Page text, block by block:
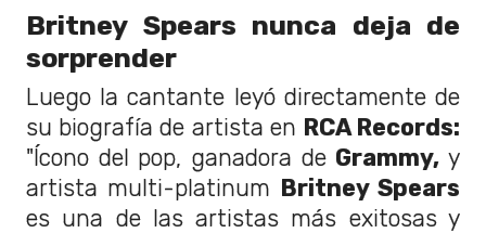
Britney Spears nunca deja de
sorprender
Luego la cantante leyó directamente de
su biografía de artista en RCA Records:
"Ícono del pop, ganadora de Grammy, y
artista multi-platinum Britney Spears
es una de las artistas más exitosas y